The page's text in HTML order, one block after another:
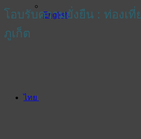
English
ไทย
โอบรับความยั่งยืน : ท่องเที่
ภูเก็ต